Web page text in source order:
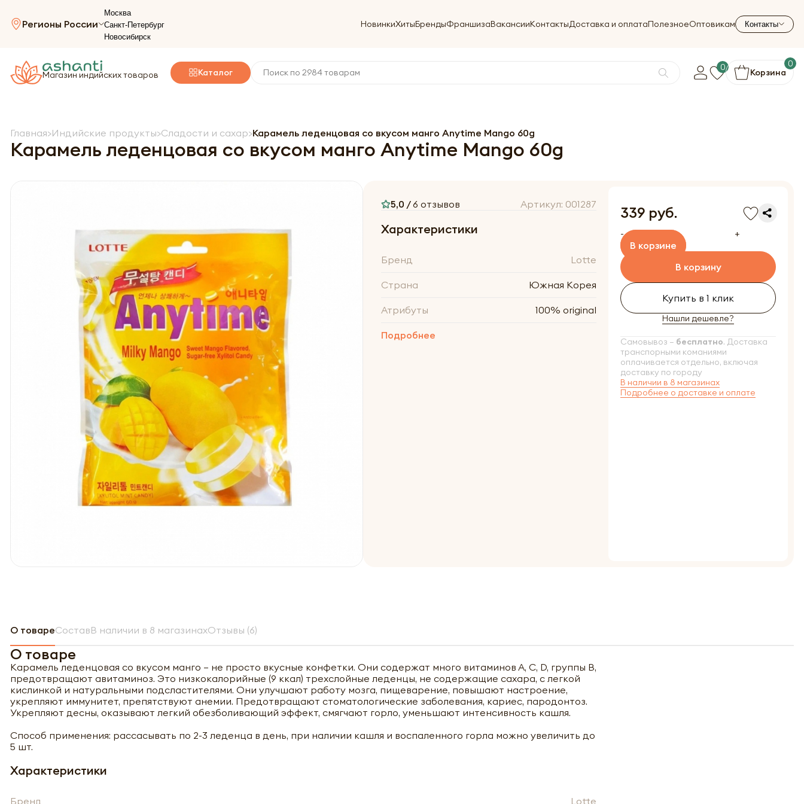
Регионы России
Москва
Санкт-Петербург
Новосибирск
НовинкиХитыБрендыФраншизаВакансииКонтактыДоставка и оплатаПолезноеОптовикам Контакты
Магазин индийских товаров Каталог 0 Корзина
0
Главная Индийские продукты Сладости и сахар Карамель леденцовая со вкусом манго Anytime Mango 60g
Карамель леденцовая со вкусом манго Anytime Mango 60g
5,0 /6 отзывов Артикул: 001287
Характеристики
Бренд Lotte
Страна Южная Корея
Атрибуты 100% original
Подробнее
339 руб.
-
+
В корзине
В корзину
Купить в 1 клик
Нашли дешевле?
Самовывоз – бесплатно. Доставка
транспорными команиями
оплачивается отдельно, включая
доставку по городу
В наличии в 8 магазинах
Подробнее о доставке и оплате
О товареСоставВ наличии в 8 магазинахОтзывы (6)
О товаре
Карамель леденцовая со вкусом манго – не просто вкусные конфетки. Они содержат много витаминов А, С, D, группы В,
предотвращают авитаминоз. Это низкокалорийные (9 ккал) трехслойные леденцы, не содержащие сахара, с легкой
кислинкой и натуральными подсластителями. Они улучшают работу мозга, пищеварение, повышают настроение,
укрепляют иммунитет, препятствуют анемии. Предотвращают стоматологические заболевания, кариес, пародонтоз.
Укрепляют десны, оказывают легкий обезболивающий эффект, смягчают горло, уменьшают интенсивность кашля.
Способ применения: рассасывать по 2-3 леденца в день, при наличии кашля и воспаленного горла можно увеличить до
5 шт.
Характеристики
Бренд Lotte